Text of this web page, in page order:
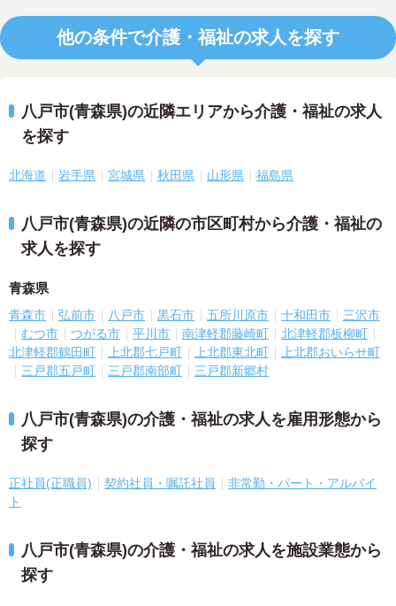
他の条件で介護・福祉の求人を探す
八戸市(青森県)の近隣エリアから介護・福祉の求人
を探す
北海道 岩手県 宮城県 秋田県 山形県 福島県
八戸市(青森県)の近隣の市区町村から介護・福祉の
求人を探す
青森県
青森市 弘前市 八戸市 黒石市 五所川原市 十和田市
三沢市
むつ市
つがる市 平川市 南津軽郡藤崎町
北津軽郡板柳町
北津軽郡鶴田町
上北郡七戸町 上北郡東北町
上北郡おいらせ町
三戸郡五戸町
三戸郡南部町 三戸郡新郷村
八戸市(青森県)の介護・福祉の求人を雇用形態から
探す
正社員(正職員) 契約社員・嘱託社員
非常勤・パート・アルバイ
ト
八戸市(青森県)の介護・福祉の求人を施設業態から
探す